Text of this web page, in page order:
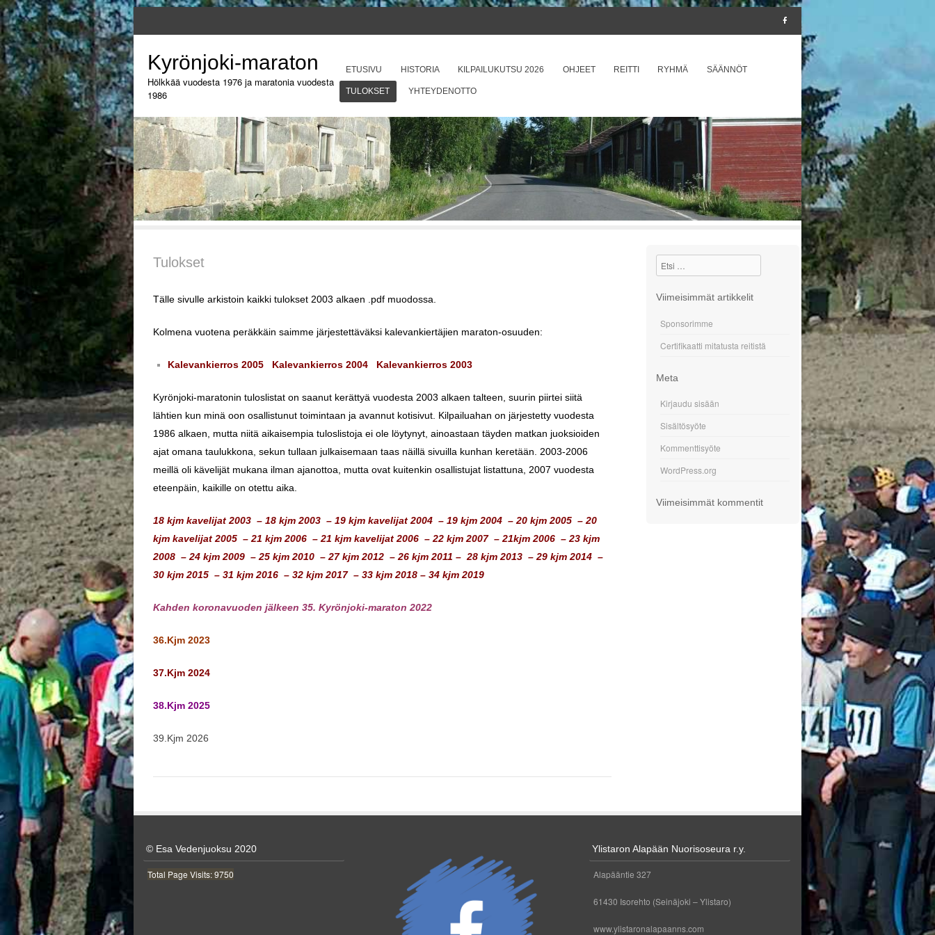
Kyrönjoki-maraton
Hölkkää vuodesta 1976 ja maratonia vuodesta
1986
Valikko
SIIRRY SISÄLTÖÖN
ETUSIVU HISTORIA KILPAILUKUTSU 2026 OHJEET REITTI RYHMÄ SÄÄNNÖT
TULOKSET YHTEYDENOTTO
Tulokset
Tälle sivulle arkistoin kaikki tulokset 2003 alkaen .pdf muodossa.
Kolmena vuotena peräkkäin saimme järjestettäväksi kalevankiertäjien maraton-osuuden:
Kalevankierros 2005 Kalevankierros 2004 Kalevankierros 2003
Kyrönjoki-maratonin tuloslistat on saanut kerättyä vuodesta 2003 alkaen talteen, suurin piirtei siitä
lähtien kun minä oon osallistunut toimintaan ja avannut kotisivut. Kilpailuahan on järjestetty vuodesta
1986 alkaen, mutta niitä aikaisempia tuloslistoja ei ole löytynyt, ainoastaan täyden matkan juoksioiden
ajat omana taulukkona, sekun tullaan julkaisemaan taas näillä sivuilla kunhan keretään. 2003-2006
meillä oli kävelijät mukana ilman ajanottoa, mutta ovat kuitenkin osallistujat listattuna, 2007 vuodesta
eteenpäin, kaikille on otettu aika.
18 kjm kavelijat 2003 – 18 kjm 2003 – 19 kjm kavelijat 2004 – 19 kjm 2004 – 20 kjm 2005 – 20
kjm kavelijat 2005 – 21 kjm 2006 – 21 kjm kavelijat 2006 – 22 kjm 2007– 21kjm 2006 – 23 kjm
2008 – 24 kjm 2009 – 25 kjm 2010 – 27 kjm 2012 – 26 kjm 2011 – 28 kjm 2013 – 29 kjm 2014 –
30 kjm 2015 – 31 kjm 2016 – 32 kjm 2017– 33 kjm 2018 – 34 kjm 2019
Kahden koronavuoden jälkeen 35. Kyrönjoki-maraton 2022
36.Kjm 2023
37.Kjm 2024
38.Kjm 2025
39.Kjm 2026
Etsi
Viimeisimmät artikkelit
Sponsorimme
Certifikaatti mitatusta reitistä
Meta
Kirjaudu sisään
Sisältösyöte
Kommenttisyöte
WordPress.org
Viimeisimmät kommentit
© Esa Vedenjuoksu 2020
Total Page Visits: 9750
Ylistaron Alapään Nuorisoseura r.y.
Alapääntie 327
61430 Isorehto (Seinäjoki – Ylistaro)
www.ylistaronalapaanns.com